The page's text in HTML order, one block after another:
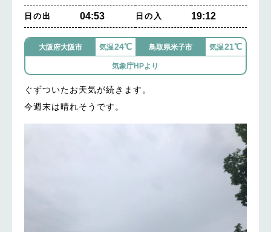
日の出 04:53 日の入 19:12
大阪府大阪市 気温24℃ 鳥取県米子市 気温21℃
気象庁HPより
ぐずついたお天気が続きます。
今週末は晴れそうです。